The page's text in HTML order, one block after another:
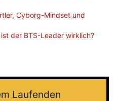
Cyborg-Mindset und
der BTS-Leader wirklich?
Laufenden